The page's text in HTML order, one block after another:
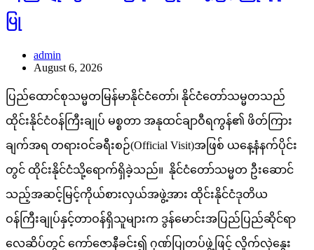
ပြု
admin
August 6, 2026
ပြည်ထောင်စုသမ္မတမြန်မာနိုင်ငံတော်၊ နိုင်ငံတော်သမ္မတသည်
ထိုင်းနိုင်ငံဝန်ကြီးချုပ် မစ္စတာ အနုထင်ချာဝီရကွန်၏ ဖိတ်ကြား
ချက်အရ တရားဝင်ခရီးစဉ်(Official Visit)အဖြစ် ယနေ့နံနက်ပိုင်း
တွင် ထိုင်းနိုင်ငံသို့ရောက်ရှိခဲ့သည်။ နိုင်ငံတော်သမ္မတ ဦးဆောင်
သည့်အဆင့်မြင့်ကိုယ်စားလှယ်အဖွဲ့အား ထိုင်းနိုင်ငံဒုတိယ
ဝန်ကြီးချုပ်နှင့်တာဝန်ရှိသူများက ဒွန်မောင်းအပြည်ပြည်ဆိုင်ရာ
လေဆိပ်တွင် ကော်ဇောနီခင်း၍ ဂုဏ်ပြုတပ်ဖွဲ့ဖြင့် လှိုက်လှဲနွေး